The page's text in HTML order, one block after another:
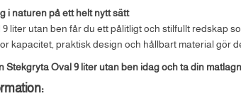
i naturen på ett helt nytt sätt
9 liter utan ben får du ett pålitligt och stilfullt redskap
kapacitet, praktisk design och hållbart material gör
Stekgryta Oval 9 liter utan ben idag och ta din